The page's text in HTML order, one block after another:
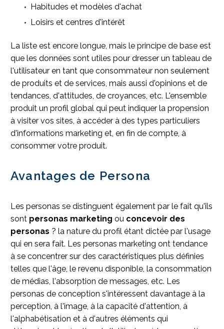
Habitudes et modèles d'achat
Loisirs et centres d'intérêt
La liste est encore longue, mais le principe de base est
que les données sont utiles pour dresser un tableau de
l'utilisateur en tant que consommateur non seulement
de produits et de services, mais aussi d'opinions et de
tendances, d'attitudes, de croyances, etc. L'ensemble
produit un profil global qui peut indiquer la propension
à visiter vos sites, à accéder à des types particuliers
d'informations marketing et, en fin de compte, à
consommer votre produit.
Avantages de Persona
Les personas se distinguent également par le fait qu'ils
sont personas marketing ou concevoir des
personas ? la nature du profil étant dictée par l'usage
qui en sera fait. Les personas marketing ont tendance
à se concentrer sur des caractéristiques plus définies
telles que l'âge, le revenu disponible, la consommation
de médias, l'absorption de messages, etc. Les
personas de conception s'intéressent davantage à la
perception, à l'image, à la capacité d'attention, à
l'alphabétisation et à d'autres éléments qui